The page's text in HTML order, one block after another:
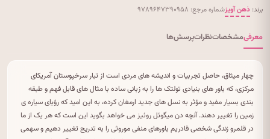
برند: ذهن آویزشماره مرجع: ۹۷۸۹۶۴۷۳۹۰۹۵۸
معرفیمشخصاتنظراتپرسش‌ها
چهار میثاق، حاصل تجربیات و اندیشه های مردی است از تبار سرخپوستان آمریکای
مرکزی، که باور های بنیادی تولتک ها را به زبانی ساده با مثال های قابل فهم و طبقه
بندی بسیار مفید و مؤثر به نسل های جدید ارمغان کرده، به این امید که رؤیای سیاره ی
زمین را تغییر دهند. آنچه دن میگوئل روئیز می خواهد بگوید این است که هر یک از ما
در قلمرو زندگی شخصی قادریم باورهای منفی موروثی را به تدریج تغییر دهیم و سهمی